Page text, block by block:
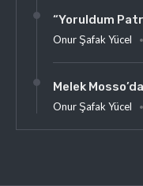
“Yoruldum
Onur Şafak Yücel
Melek
Onur Şafak Yücel